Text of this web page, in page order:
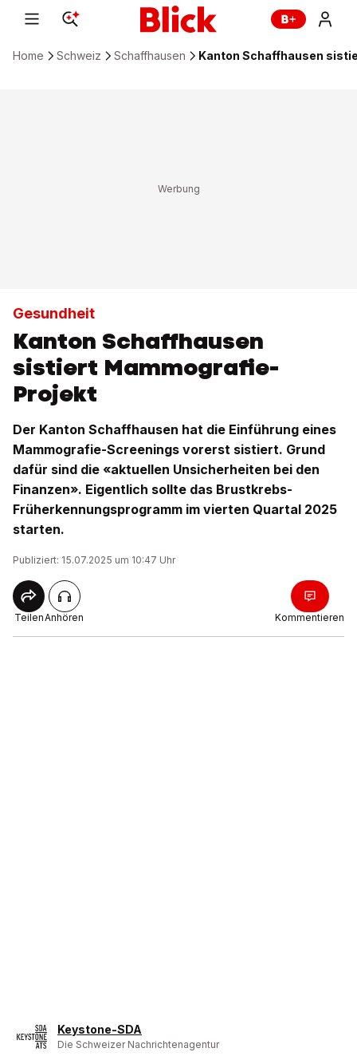
Home Schweiz Schaffhausen Kanton Schaffhausen
Gesundheit
Kanton Schaffhausen
sistiert Mammografie-
Projekt
Der Kanton Schaffhausen hat die Einführung eines
Mammografie-Screenings vorerst sistiert. Grund
dafür sind die «aktuellen Unsicherheiten bei den
Finanzen». Eigentlich sollte das Brustkrebs-
Früherkennungsprogramm im vierten Quartal 2025
starten.
Publiziert: 15.07.2025 um 10:47 Uhr
TeilenAnhören Kommentieren
Keystone-SDA
Die Schweizer Nachrichtenagentur